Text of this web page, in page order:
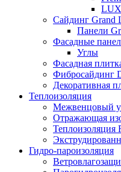
LUX
Сайдинг Grand
Панели
Фасадные
Углы
Фасадная
Фибросайдинг
Декоративная
Теплоизоляция
Межвенцовый
Отражающая
Теплоизоляция
Гидро-пароизоляция